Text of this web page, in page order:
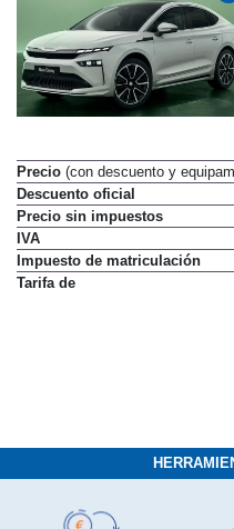
Precio(con descuento y
Descuento oficial
Precio sin impuestos
IVA
Impuesto de matriculación